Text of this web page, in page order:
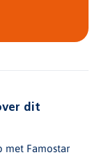
dit
met Famostar